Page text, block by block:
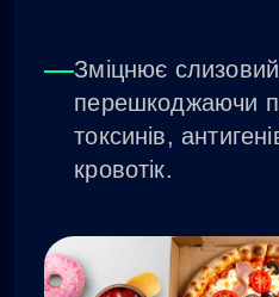
Зміцнює слизовий
перешкоджаючи
токсинів,
кровотік.